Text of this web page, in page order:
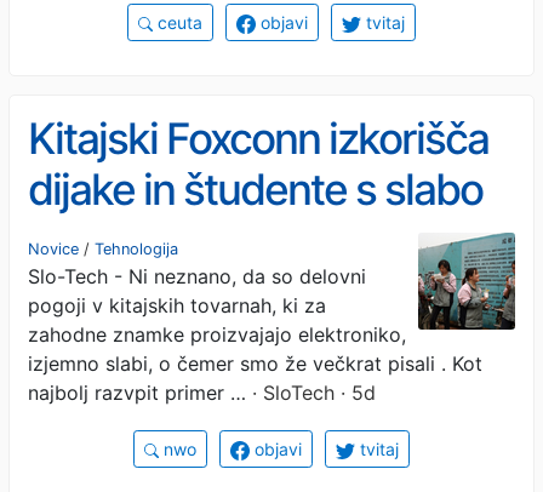
ceuta objavi tvitaj
Kitajski Foxconn izkorišča
dijake in študente s slabo
plačano prakso
Novice / Tehnologija
Slo-Tech - Ni neznano, da so delovni
pogoji v kitajskih tovarnah, ki za
zahodne znamke proizvajajo elektroniko,
izjemno slabi, o čemer smo že večkrat pisali . Kot
najbolj razvpit primer … · SloTech · 5d
nwo objavi tvitaj